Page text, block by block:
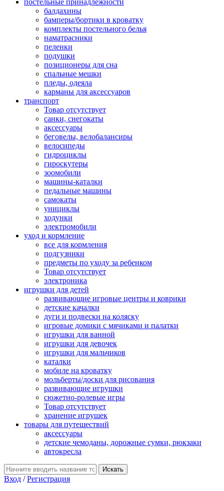
постельные принадлежности
балдахины
бамперы/бортики в кроватку
комплекты постельного белья
наматрасники
пеленки
подушки
позиционеры для сна
спальные мешки
пледы, одеяла
карманы для аксеcсуаров
транспорт
Товар отсутствует
санки, снегокаты
аксессуары
беговелы, велобалансиры
велосипеды
гидроциклы
гироскутеры
зоомобили
машины-каталки
педальные машины
самокаты
унициклы
ходунки
электромобили
уход и кормление
все для кормления
подгузники
предметы по уходу за ребенком
Товар отсутствует
электроника
игрушки для детей
развивающие игровые центры и коврики
детские качалки
дуги и подвески на коляску
игровые домики с мячиками и палатки
игрушки для ванной
игрушки для девочек
игрушки для мальчиков
каталки
мобиле на кроватку
мольберты/доски для рисования
развивающие игрушки
сюжетно-ролевые игры
Товар отсутствует
хранение игрушек
товары для путешествий
аксессуары
детские чемоданы, дорожные сумки, рюкзаки
автокресла
Вход /Регистрация